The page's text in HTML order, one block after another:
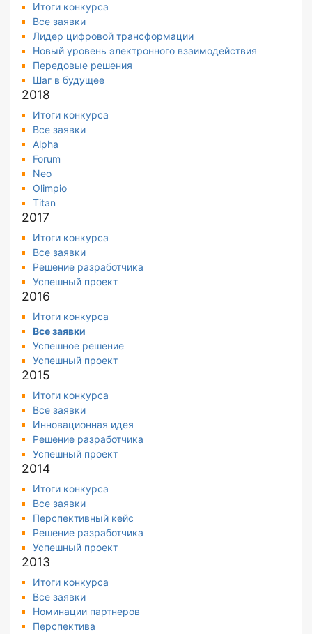
Итоги конкурса
Все заявки
Лидер цифровой трансформации
Новый уровень электронного взаимодействия
Передовые решения
Шаг в будущее
2018
Итоги конкурса
Все заявки
Alpha
Forum
Neo
Olimpio
Titan
2017
Итоги конкурса
Все заявки
Решение разработчика
Успешный проект
2016
Итоги конкурса
Все заявки
Успешное решение
Успешный проект
2015
Итоги конкурса
Все заявки
Инновационная идея
Решение разработчика
Успешный проект
2014
Итоги конкурса
Все заявки
Перспективный кейс
Решение разработчика
Успешный проект
2013
Итоги конкурса
Все заявки
Номинации партнеров
Перспектива